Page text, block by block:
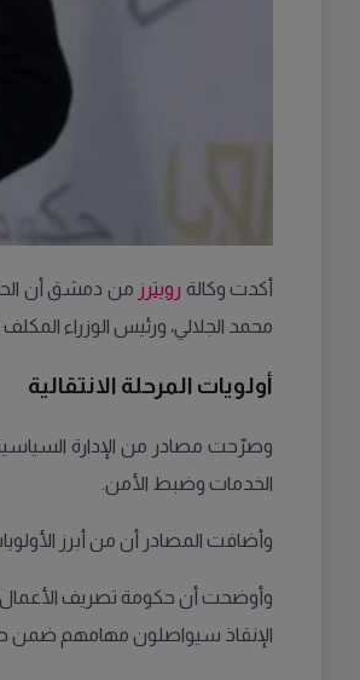
أكدت وكالة رويترز من دمشق أن
محمد الجلالي، ورئيس الوزراء
أولويات المرحلة الانتقالية
وصرّحت مصادر من الإدارة
الخدمات وضبط الأمن.
وأضافت المصادر أن من أبرز
وأوضحت أن حكومة تصريف الأعمال
الإنقاذ سيواصلون مهامهم ضمن